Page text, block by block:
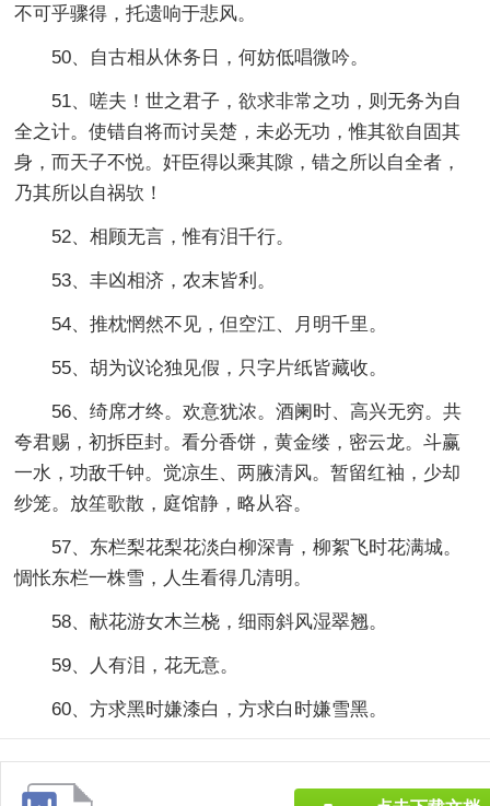
不可乎骤得，托遗响于悲风。
50、自古相从休务日，何妨低唱微吟。
51、嗟夫！世之君子，欲求非常之功，则无务为自
全之计。使错自将而讨吴楚，未必无功，惟其欲自固其
身，而天子不悦。奸臣得以乘其隙，错之所以自全者，
乃其所以自祸欤！
52、相顾无言，惟有泪千行。
53、丰凶相济，农末皆利。
54、推枕惘然不见，但空江、月明千里。
55、胡为议论独见假，只字片纸皆藏收。
56、绮席才终。欢意犹浓。酒阑时、高兴无穷。共
夸君赐，初拆臣封。看分香饼，黄金缕，密云龙。斗赢
一水，功敌千钟。觉凉生、两腋清风。暂留红袖，少却
纱笼。放笙歌散，庭馆静，略从容。
57、东栏梨花梨花淡白柳深青，柳絮飞时花满城。
惆怅东栏一株雪，人生看得几清明。
58、献花游女木兰桡，细雨斜风湿翠翘。
59、人有泪，花无意。
60、方求黑时嫌漆白，方求白时嫌雪黑。